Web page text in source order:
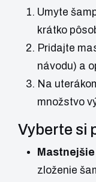
Umyte
krátko
Pridajte
návodu) a
Na
množstvo
Vyberte si
zloženie